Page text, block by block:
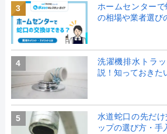
3
ホームセンター
の相場や業者選び
4
洗濯機排水トラ
説！知っておきた
5
水道蛇口の先だ
ップの選び方・手